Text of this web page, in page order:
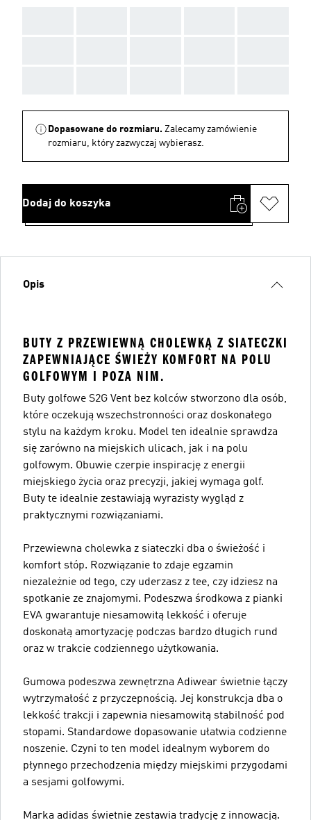
Dopasowane do rozmiaru. Zalecamy zamówienie
rozmiaru, który zazwyczaj wybierasz.
Dodaj do koszyka
Opis
BUTY Z PRZEWIEWNĄ CHOLEWKĄ Z SIATECZKI
ZAPEWNIAJĄCE ŚWIEŻY KOMFORT NA POLU
GOLFOWYM I POZA NIM.
Buty golfowe S2G Vent bez kolców stworzono dla osób,
które oczekują wszechstronności oraz doskonałego
stylu na każdym kroku. Model ten idealnie sprawdza
się zarówno na miejskich ulicach, jak i na polu
golfowym. Obuwie czerpie inspirację z energii
miejskiego życia oraz precyzji, jakiej wymaga golf.
Buty te idealnie zestawiają wyrazisty wygląd z
praktycznymi rozwiązaniami.
Przewiewna cholewka z siateczki dba o świeżość i
komfort stóp. Rozwiązanie to zdaje egzamin
niezależnie od tego, czy uderzasz z tee, czy idziesz na
spotkanie ze znajomymi. Podeszwa środkowa z pianki
EVA gwarantuje niesamowitą lekkość i oferuje
doskonałą amortyzację podczas bardzo długich rund
oraz w trakcie codziennego użytkowania.
Gumowa podeszwa zewnętrzna Adiwear świetnie łączy
wytrzymałość z przyczepnością. Jej konstrukcja dba o
lekkość trakcji i zapewnia niesamowitą stabilność pod
stopami. Standardowe dopasowanie ułatwia codzienne
noszenie. Czyni to ten model idealnym wyborem do
płynnego przechodzenia między miejskimi przygodami
a sesjami golfowymi.
Marka adidas świetnie zestawia tradycję z innowacją.